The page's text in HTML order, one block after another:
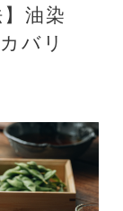
油染
バリ